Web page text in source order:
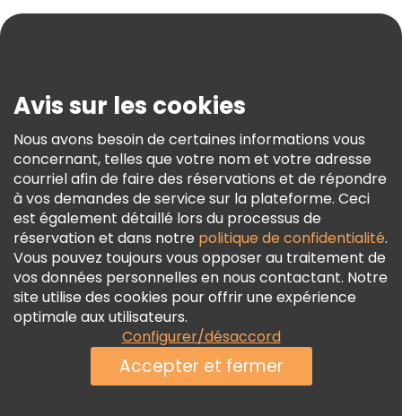
Conditions Générales Et Mentions Légales
Politique En Matière De Cookies
Freetour Prix
Programme De Fidélité
Avis sur les cookies
Nous avons besoin de certaines informations vous
concernant, telles que votre nom et votre adresse
courriel afin de faire des réservations et de répondre
à vos demandes de service sur la plateforme. Ceci
est également détaillé lors du processus de
réservation et dans notre politique de confidentialité.
Vous pouvez toujours vous opposer au traitement de
vos données personnelles en nous contactant. Notre
site utilise des cookies pour offrir une expérience
optimale aux utilisateurs.
Configurer/désaccord
Accepter et fermer